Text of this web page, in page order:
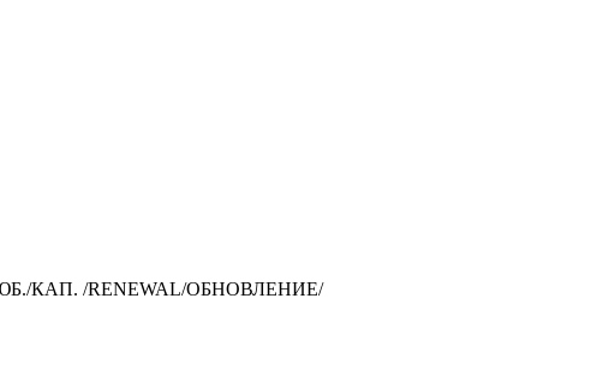
КАП. /RENEWAL/ОБНОВЛЕНИЕ/